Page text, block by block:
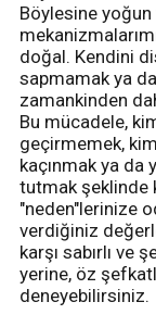
Böylesine
doğal. Kendini
sapmamak ya
zamankinden
Bu mücadele,
geçirmemek,
kaçınmak ya da
tutmak şeklinde
"neden"lerinize
verdiğiniz
karşı sabırlı
yerine, öz
deneyebilirsiniz.